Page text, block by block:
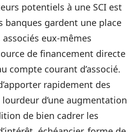
potentiels à une SCI est
banques gardent une place
eux-mêmes
de financement directe
compte courant d’associé.
rapidement des
d’une augmentation
de bien cadrer les